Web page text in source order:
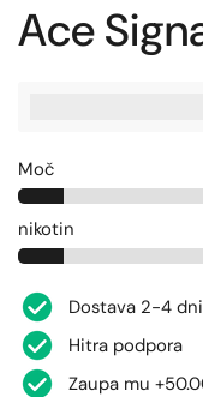
Ace
Moč
nikotin
Dostava 2-4 dni
Hitra podpora
Zaupa mu